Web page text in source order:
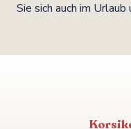
Sie sich auch im Urlaub